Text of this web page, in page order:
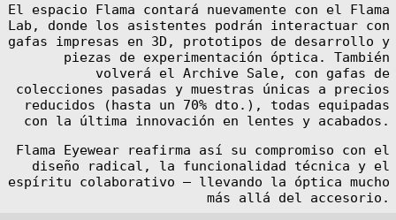
El espacio Flama contará nuevamente con el Flama
Lab, donde los asistentes podrán interactuar con
gafas impresas en 3D, prototipos de desarrollo y
piezas de experimentación óptica. También
volverá el Archive Sale, con gafas de
colecciones pasadas y muestras únicas a precios
reducidos (hasta un 70% dto.), todas equipadas
con la última innovación en lentes y acabados.
Flama Eyewear reafirma así su compromiso con el
diseño radical, la funcionalidad técnica y el
espíritu colaborativo — llevando la óptica mucho
más allá del accesorio.